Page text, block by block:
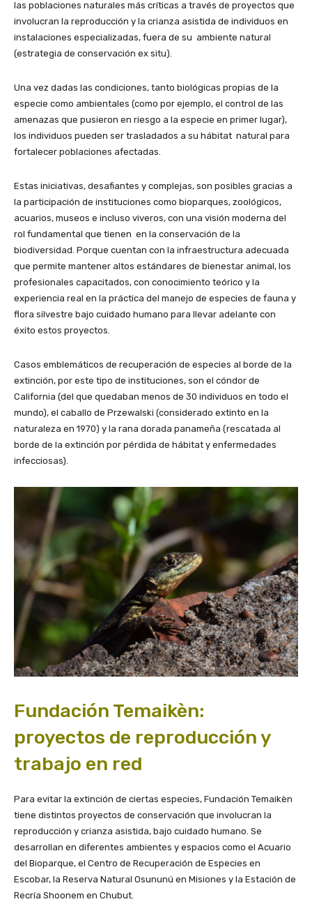
las poblaciones naturales más críticas a través de proyectos que
involucran la reproducción y la crianza asistida de individuos en
instalaciones especializadas, fuera de su ambiente natural
(estrategia de conservación ex situ).
Una vez dadas las condiciones, tanto biológicas propias de la
especie como ambientales (como por ejemplo, el control de las
amenazas que pusieron en riesgo a la especie en primer lugar),
los individuos pueden ser trasladados a su hábitat natural para
fortalecer poblaciones afectadas.
Estas iniciativas, desafiantes y complejas, son posibles gracias a
la participación de instituciones como bioparques, zoológicos,
acuarios, museos e incluso viveros, con una visión moderna del
rol fundamental que tienen en la conservación de la
biodiversidad. Porque cuentan con la infraestructura adecuada
que permite mantener altos estándares de bienestar animal, los
profesionales capacitados, con conocimiento teórico y la
experiencia real en la práctica del manejo de especies de fauna y
flora silvestre bajo cuidado humano para llevar adelante con
éxito estos proyectos.
Casos emblemáticos de recuperación de especies al borde de la
extinción, por este tipo de instituciones, son el cóndor de
California (del que quedaban menos de 30 individuos en todo el
mundo), el caballo de Przewalski (considerado extinto en la
naturaleza en 1970) y la rana dorada panameña (rescatada al
borde de la extinción por pérdida de hábitat y enfermedades
infecciosas).
Fundación Temaikèn:
proyectos de reproducción y
trabajo en red
Para evitar la extinción de ciertas especies, Fundación Temaikèn
tiene distintos proyectos de conservación que involucran la
reproducción y crianza asistida, bajo cuidado humano. Se
desarrollan en diferentes ambientes y espacios como el Acuario
del Bioparque, el Centro de Recuperación de Especies en
Escobar, la Reserva Natural Osununú en Misiones y la Estación de
Recría Shoonem en Chubut.